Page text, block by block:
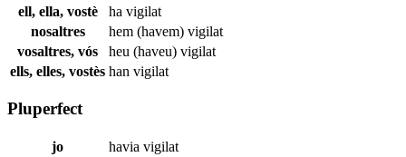
ell, ella, vostè
ha vigilat
nosaltres
hem (havem) vigilat
vosaltres, vós
heu (haveu) vigilat
ells, elles, vostès han vigilat
Pluperfect
jo havia vigilat